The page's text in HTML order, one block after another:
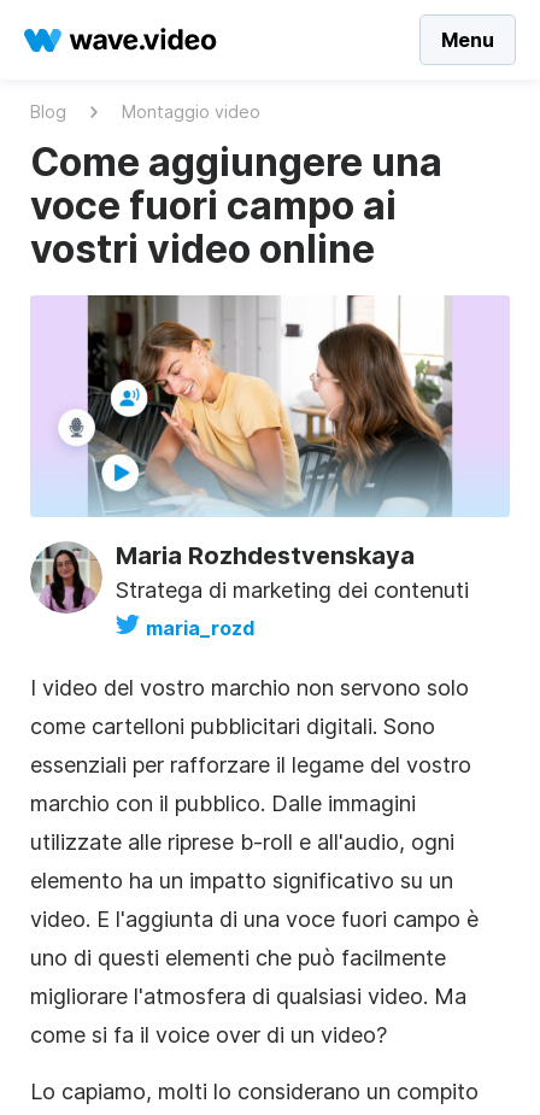
Menu
Blog Montaggio video
Come aggiungere una
voce fuori campo ai
vostri video online
Maria Rozhdestvenskaya
Stratega di marketing dei contenuti
maria_rozd
I video del vostro marchio non servono solo
come cartelloni pubblicitari digitali. Sono
essenziali per rafforzare il legame del vostro
marchio con il pubblico. Dalle immagini
utilizzate alle riprese b-roll e all'audio, ogni
elemento ha un impatto significativo su un
video. E l'aggiunta di una voce fuori campo è
uno di questi elementi che può facilmente
migliorare l'atmosfera di qualsiasi video. Ma
come si fa il voice over di un video?
Lo capiamo, molti lo considerano un compito